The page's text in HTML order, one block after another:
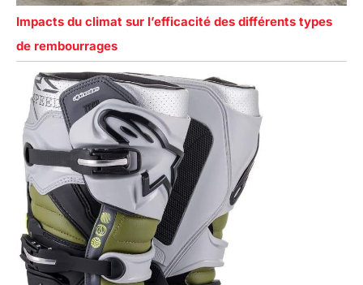
Impacts du climat sur l’efficacité des différents types
de rembourrages